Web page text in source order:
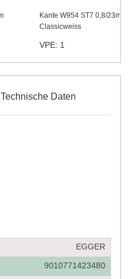
Kante W954 ST7 0,8/23mm
Classicweiss
Technische Daten
EGGER
9010771423480